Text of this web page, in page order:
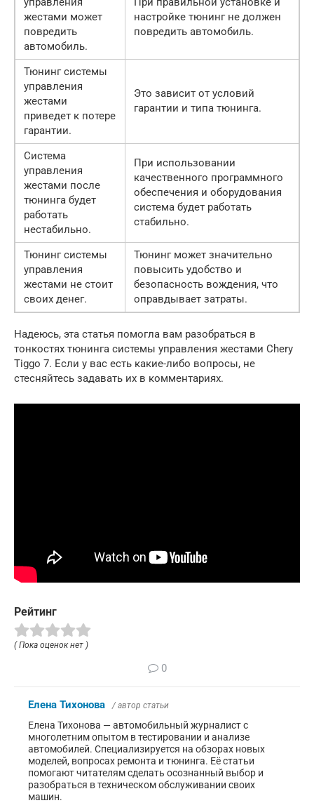
жестами может
повредить
автомобиль.
настройке тюнинг не должен
повредить автомобиль.
Тюнинг системы
управления
жестами
приведет к потере
гарантии.
Это зависит от условий
гарантии и типа тюнинга.
Система
управления
жестами после
тюнинга будет
работать
нестабильно.
При использовании
качественного программного
обеспечения и оборудования
система будет работать
стабильно.
Тюнинг системы
управления
жестами не стоит
своих денег.
Тюнинг может значительно
повысить удобство и
безопасность вождения, что
оправдывает затраты.
Надеюсь, эта статья помогла вам разобраться в
тонкостях тюнинга системы управления жестами Chery
Tiggo 7. Если у вас есть какие-либо вопросы, не
стесняйтесь задавать их в комментариях.
Рейтинг
( Пока оценок нет )
0
Елена Тихонова / автор статьи
Елена Тихонова — автомобильный журналист с
многолетним опытом в тестировании и анализе
автомобилей. Специализируется на обзорах новых
моделей, вопросах ремонта и тюнинга. Её статьи
помогают читателям сделать осознанный выбор и
разобраться в техническом обслуживании своих
машин.